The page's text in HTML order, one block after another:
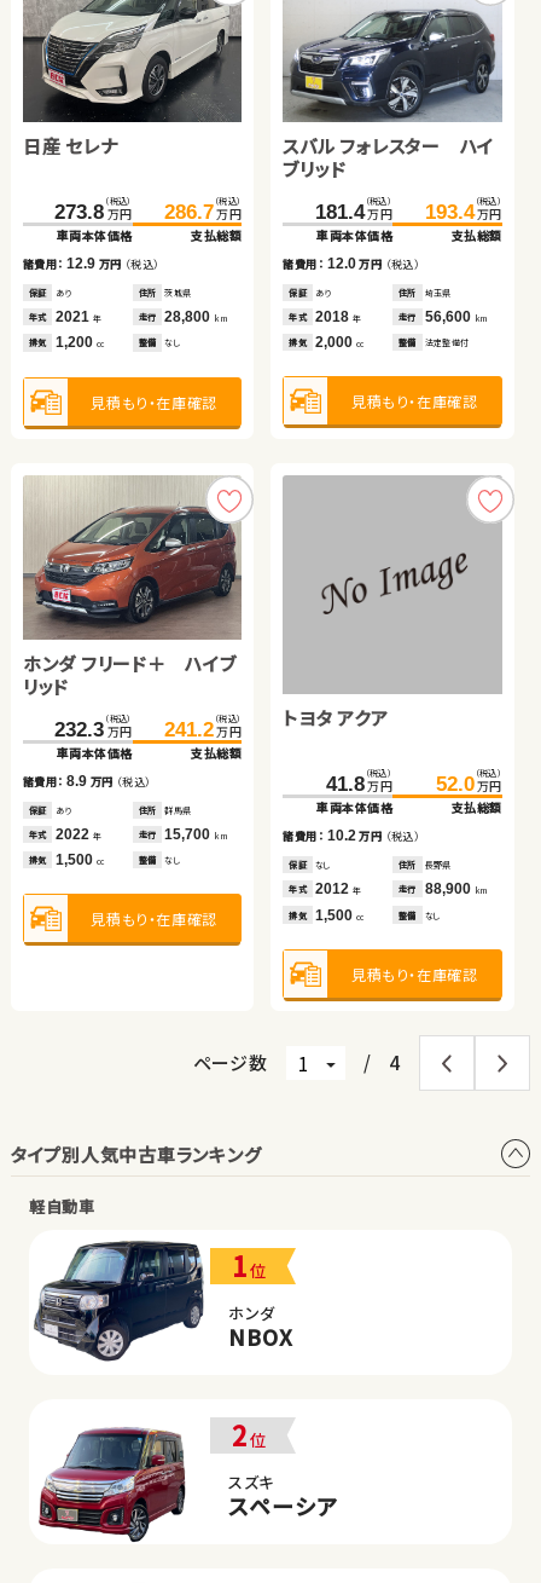
日産 セレナ
273.8 （税込）
万円
車両本体価格
286.7 （税込）
万円
支払総額
諸費用：12.9 万円 （税込）
保証 あり 住所 茨城県
年式 2021 年 走行 28,800 km
排気 1,200 cc 整備 なし
見積もり・在庫確認
スバル フォレスター ハイ
ブリッド
181.4 （税込）
万円
車両本体価格
193.4 （税込）
万円
支払総額
諸費用： 12.0万円 （税込）
保証 あり 住所 埼玉県
年式 2018年 走行 56,600 km
排気 2,000cc 整備 法定整備付
見積もり・在庫確認
ホンダ フリード＋ ハイブ
リッド
232.3 （税込）
万円
車両本体価格
241.2 （税込）
万円
支払総額
諸費用：8.9 万円 （税込）
保証 あり 住所 群馬県
年式 2022 年 走行 15,700 km
排気 1,500 cc 整備 なし
見積もり・在庫確認
トヨタ アクア
41.8 （税込）
万円
車両本体価格
52.0 （税込）
万円
支払総額
諸費用： 10.2万円 （税込）
保証 なし 住所 長野県
年式 2012年 走行 88,900 km
排気 1,500cc 整備 なし
見積もり・在庫確認
トヨタ ルーミー
159.7万円
車両本体価格
諸費用：5.2 万円 （税込）
保証 なし 住所 岡山県
排気 1,000cc 整備 法定整備付
トヨタ ノア
307.7万円
車両本体価格
諸費用：14.3万円 （税込）
保証 なし 住所 岡山県
排気 2,000cc 整備 法定整備付
スズキ スイフト
108.2万円
車両本体価格
諸費用：11.6万円 （税込）
保証 あり 住所 埼玉県
排気 1,600cc 整備 法定整備付
ホンダ フィット ハイブリ
187.5 （税込）
万円
車両本体価格
196.8 （税込）
万円
支払総額
諸費用： 9.3万円（税込）
保証 あり 住所 福岡県
年式 2023年 走行 8,000km
排気 1,500cc 整備 法定整備付
見積もり・在庫確認
スズキ ワゴンＲ
41.2（税込）
万円
諸費用：8.5 万円（税込）
あり 埼玉県
年式 2015年 走行
排気 660 整備 法定整備付
見積もり・在庫確認
ダイハツ タント
109.0（税込）
万円
車両本体価格
115.2（税込）
万円
諸費用：6.2 万円（税込）
あり
年式 2021年 走行
排気 660 整備 なし
見積もり・在庫確認
トヨタ ヴォクシー
175.8 （税込）
万円
車両本体価格
182.5（税込）
万円
諸費用：6.7 万円（税込）
あり 福島県
年式 2016年 走行
排気 2,000 整備 法定整備付
見積もり・在庫確認
トヨタ ルーミー
車両本体価格
支払総額
諸費用：17.8 万円
2021 年 20,800km
1,000cc 法定整備付
見積もり・在庫確認
ページ数 / 4
タイプ別人気中古車ランキング
軽自動車
1位
ホンダ
NBOX
2位
スズキ
スペーシア